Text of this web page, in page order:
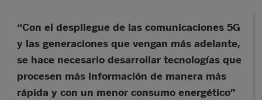
“Con el despliegue de las comunicaciones 5G
y las generaciones que vengan más adelante,
se hace necesario desarrollar tecnologías que
procesen más información de manera más
rápida y con un menor consumo energético”